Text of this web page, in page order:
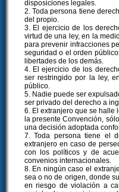
disposiciones legales.
2. Toda persona tiene
del propio.
3. El ejercicio de los
virtud de una ley, en la
para prevenir infracciones
seguridad o el orden
libertades de los demás.
4. El ejercicio de los
ser restringido por la ley,
público.
5. Nadie puede ser
ser privado del derecho a
6. El extranjero que se halle
la presente Convención,
una decisión adoptada
7. Toda persona tiene el
extranjero en caso de
con los políticos y de
convenios internacionales.
8. En ningún caso el
sea o no de origen, donde
en riesgo de violación a